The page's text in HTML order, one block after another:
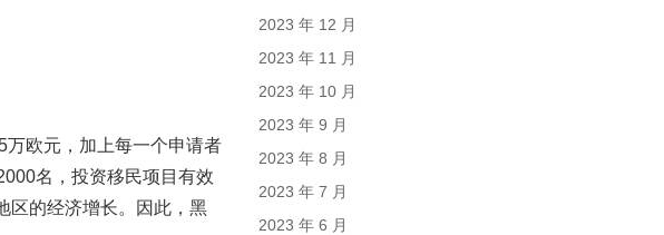
欧元，加上每一个申请者
名，投资移民项目有效
区的经济增长。因此，黑
2023 年 12 月
2023 年 11 月
2023 年 10 月
2023 年 9 月
2023 年 8 月
2023 年 7 月
2023 年 6 月